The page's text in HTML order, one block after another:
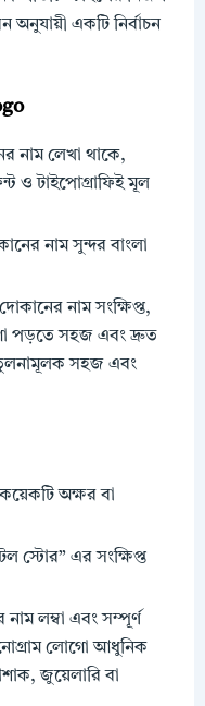
একটি নির্বাচন
নাম লেখা থাকে,
ও টাইপোগ্রাফিই মূল
নাম সুন্দর বাংলা
নাম সংক্ষিপ্ত,
পড়তে সহজ এবং দ্রুত
তুলনামূলক সহজ এবং
অক্ষর বা
স্টোর” এর সংক্ষিপ্ত
লম্বা এবং সম্পূর্ণ
লোগো আধুনিক
জুয়েলারি বা